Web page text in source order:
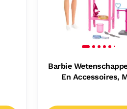
Barbie
En Accessoires,